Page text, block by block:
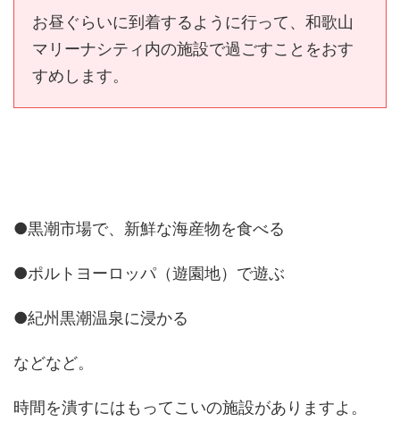
お昼ぐらいに到着するように行って、和歌山
マリーナシティ内の施設で過ごすことをおす
すめします。
●黒潮市場で、新鮮な海産物を食べる
●ポルトヨーロッパ（遊園地）で遊ぶ
●紀州黒潮温泉に浸かる
などなど。
時間を潰すにはもってこいの施設がありますよ。